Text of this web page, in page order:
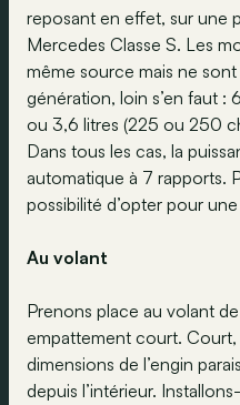
reposant en effet, sur une
Mercedes Classe S. Les
même source mais ne
génération, loin s’en faut :
ou 3,6 litres (225 ou 250
Dans tous les cas, la
automatique à 7 rapports.
possibilité d’opter pour
Au volant
Prenons place au volant
empattement court. Court,
dimensions de l’engin
depuis l’intérieur.